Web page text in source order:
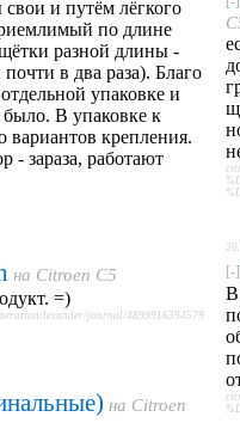
и путём лёгкого
по длине
разной длины -
в два раза). Благо
упаковке и
было. В упаковке к
вариантов крепления.
- зараза, работают
на Citroen C5
=)
lexunder/journal/4899916394579
на Citroen
[-]
В